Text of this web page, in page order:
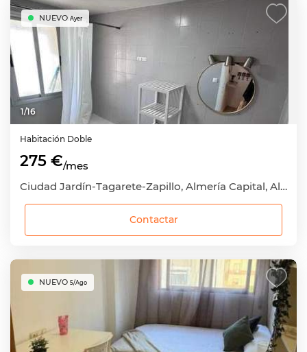
1/16
NUEVO Ayer
Habitación Doble
275 €/mes
Ciudad Jardín-Tagarete-Zapillo, Almería Capital, Almería
Contactar
NUEVO 5/Ago